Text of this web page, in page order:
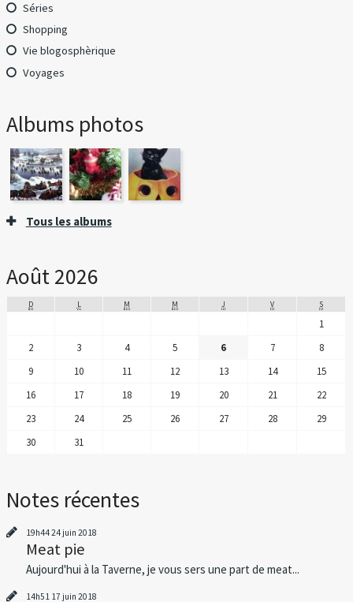
Séries
Shopping
Vie blogosphèrique
Voyages
Albums photos
Tous les albums
Août 2026
D L M M J V S
1
2
3 4 5 6 7
8
9
10 11 12 13 14
15
16
17 18 19 20 21
22
23
24 25 26 27 28
29
30
31
Notes récentes
19h4424 juin 2018
Meat pie
Aujourd'hui à la Taverne, je vous sers une part de meat...
14h51 17 juin 2018